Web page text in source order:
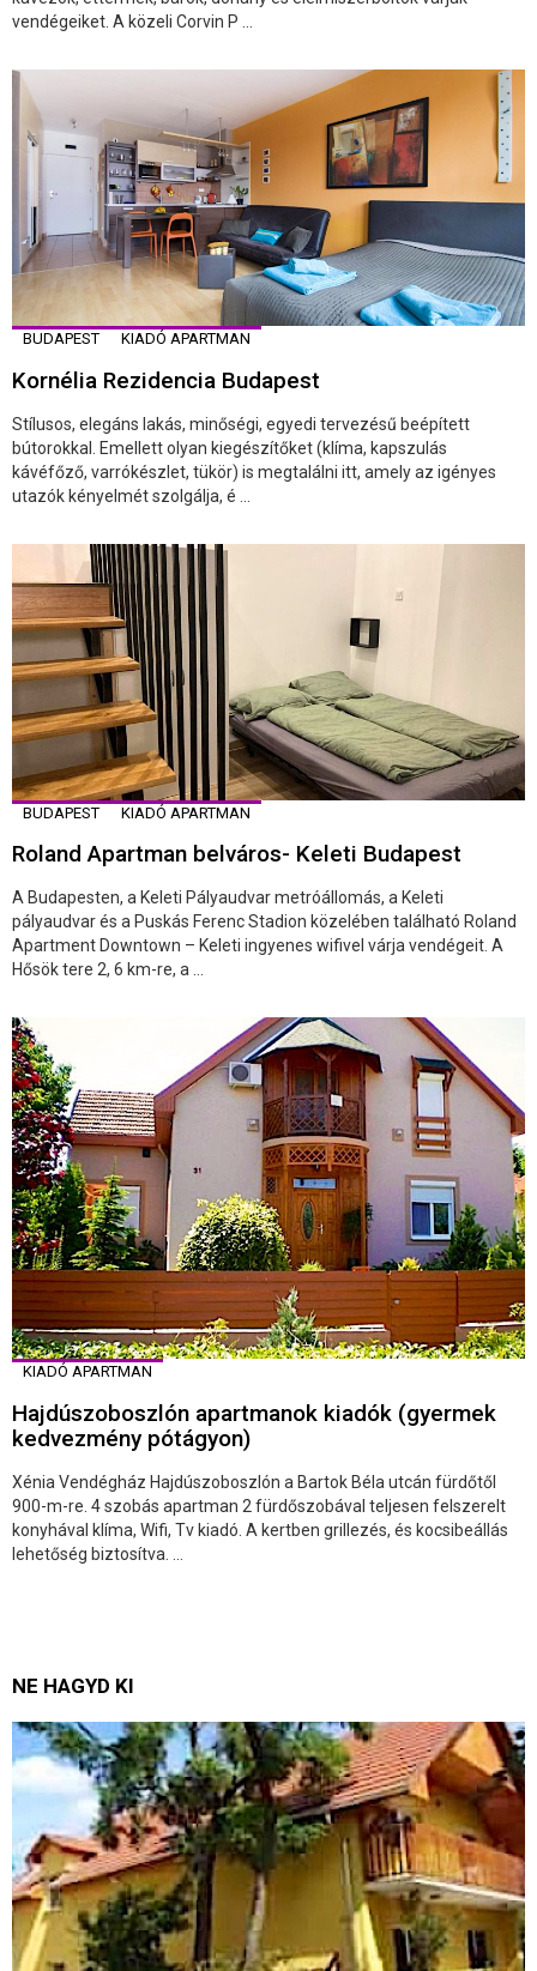
vendégeiket. A közeli Corvin P ...
BUDAPEST KIADÓ APARTMAN
Kornélia Rezidencia Budapest
Stílusos, elegáns lakás, minőségi, egyedi tervezésű beépített
bútorokkal. Emellett olyan kiegészítőket (klíma, kapszulás
kávéfőző, varrókészlet, tükör) is megtalálni itt, amely az igényes
utazók kényelmét szolgálja, é ...
BUDAPEST KIADÓ APARTMAN
Roland Apartman belváros- Keleti Budapest
A Budapesten, a Keleti Pályaudvar metróállomás, a Keleti
pályaudvar és a Puskás Ferenc Stadion közelében található Roland
Apartment Downtown – Keleti ingyenes wifivel várja vendégeit. A
Hősök tere 2, 6 km-re, a ...
KIADÓ APARTMAN
Hajdúszoboszlón apartmanok kiadók (gyermek
kedvezmény pótágyon)
Xénia Vendégház Hajdúszoboszlón a Bartok Béla utcán fürdőtől
900-m-re. 4 szobás apartman 2 fürdőszobával teljesen felszerelt
konyhával klíma, Wifi, Tv kiadó. A kertben grillezés, és kocsibeállás
lehetőség biztosítva. ...
NE HAGYD KI